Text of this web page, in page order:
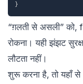
}
“ग़लती से असली”
रोकना। यही झंझट
लौटता नहीं।
शुरू करना है, तो यहाँ